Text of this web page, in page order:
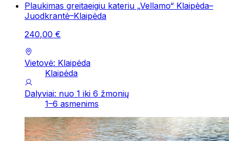
Plaukimas greitaeigiu kateriu „Vellamo“ Klaipėda–
Juodkrantė–Klaipėda
240,00 €
Vietovė: Klaipėda
Klaipėda
Dalyviai: nuo 1 iki 6 žmonių
1–6 asmenims